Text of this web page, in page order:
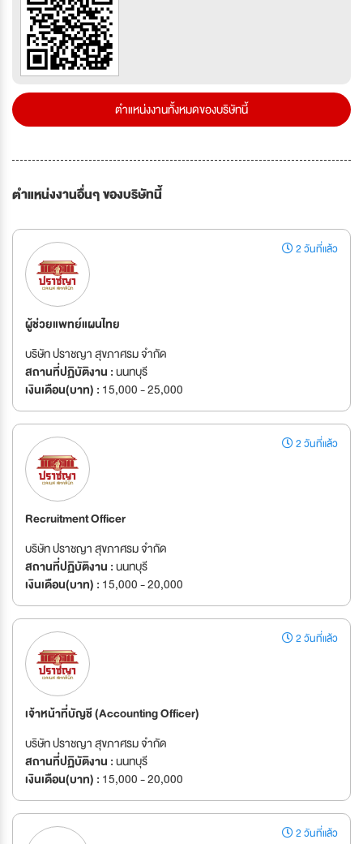
ตำแหน่งงานทั้งหมดของบริษัทนี้
ตำแหน่งงานอื่นๆ ของบริษัทนี้
2 วันที่แล้ว
ผู้ช่วยแพทย์แผนไทย
บริษัท ปราชญา สุขภาศรม จำกัด
สถานที่ปฏิบัติงาน :นนทบุรี
เงินเดือน(บาท) : 15,000 - 25,000
2 วันที่แล้ว
Recruitment Officer
บริษัท ปราชญา สุขภาศรม จำกัด
สถานที่ปฏิบัติงาน :นนทบุรี
เงินเดือน(บาท) : 15,000 - 20,000
2 วันที่แล้ว
เจ้าหน้าที่บัญชี (Accounting Officer)
บริษัท ปราชญา สุขภาศรม จำกัด
สถานที่ปฏิบัติงาน :นนทบุรี
เงินเดือน(บาท) : 15,000 - 20,000
2 วันที่แล้ว